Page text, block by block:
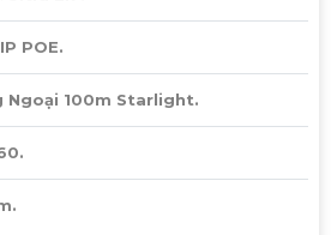
IP POE.
Ngoại 100m Starlight.